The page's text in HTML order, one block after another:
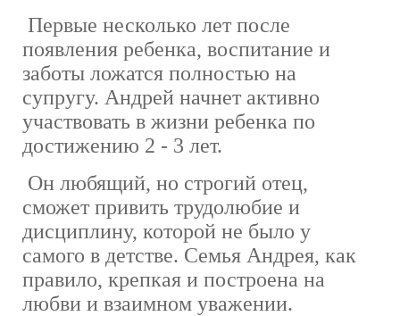
Первые несколько лет после
появления ребенка, воспитание и
заботы ложатся полностью на
супругу. Андрей начнет активно
участвовать в жизни ребенка по
достижению 2 - 3 лет.
Он любящий, но строгий отец,
сможет привить трудолюбие и
дисциплину, которой не было у
самого в детстве. Семья Андрея, как
правило, крепкая и построена на
любви и взаимном уважении.